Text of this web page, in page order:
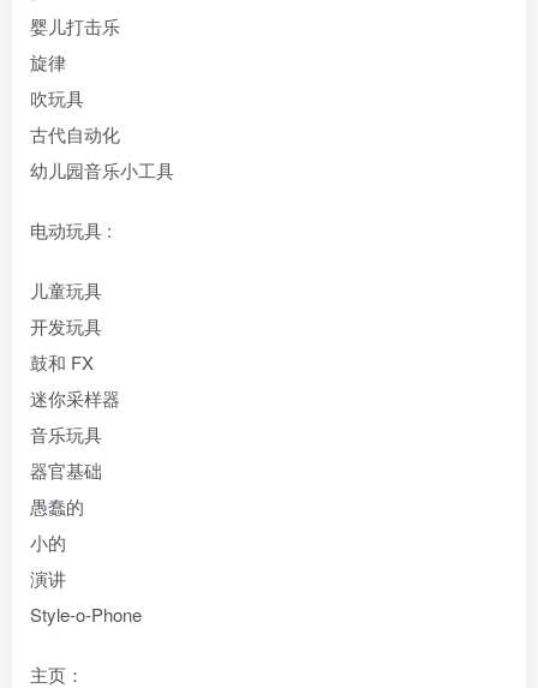
婴儿打击乐
旋律
吹玩具
古代自动化
幼儿园音乐小工具
电动玩具 :
儿童玩具
开发玩具
鼓和 FX
迷你采样器
音乐玩具
器官基础
愚蠢的
小的
演讲
Style-o-Phone
主页：